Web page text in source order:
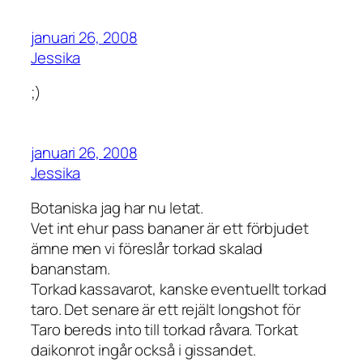
januari 26, 2008
Jessika
;)
januari 26, 2008
Jessika
Botaniska jag har nu letat.
Vet int ehur pass bananer är ett förbjudet
ämne men vi föreslår torkad skalad
bananstam.
Torkad kassavarot, kanske eventuellt torkad
taro. Det senare är ett rejält longshot för
Taro bereds into till torkad råvara. Torkat
daikonrot ingår också i gissandet.